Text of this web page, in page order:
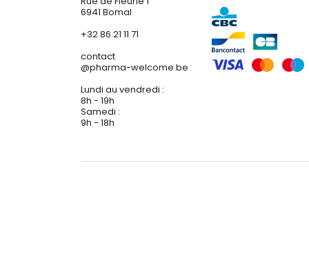
6941 Bomal
+32 86 21 11 71
contact
@pharma-welcome.be
Lundi au vendredi :
8h - 19h
Samedi :
9h - 18h